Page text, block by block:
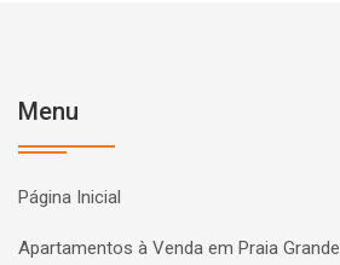
Menu
Página Inicial
Apartamentos à Venda em Praia Grande